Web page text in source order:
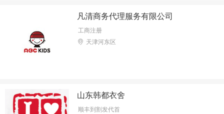
凡清商务代理服务有限公司
工商注册
天津河东区
山东韩都衣舍
顺丰到割发代首